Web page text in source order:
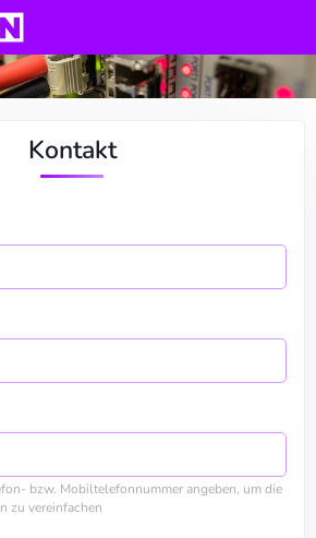
Kontakt
bzw. Mobiltelefonnummer angeben, um die
zu vereinfachen